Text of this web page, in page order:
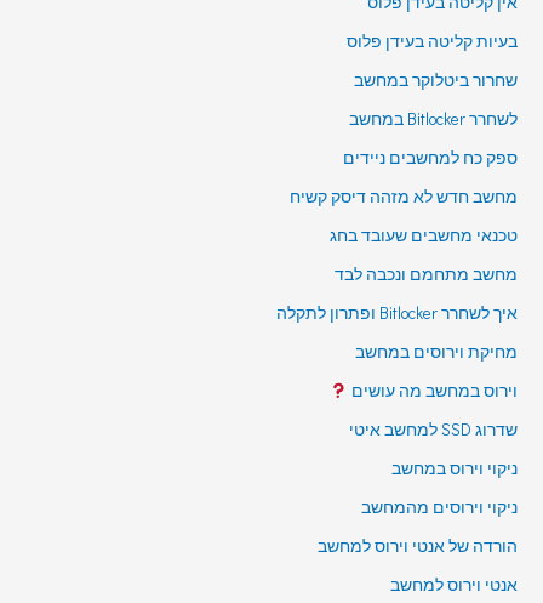
בעיות קליטה בעידן פלוס
שחרור ביטלוקר במחשב
לשחרר Bitlocker במחשב
ספק כח למחשבים ניידים
מחשב חדש לא מזהה דיסק קשיח
טכנאי מחשבים שעובד בחג
מחשב מתחמם ונכבה לבד
איך לשחרר Bitlocker ופתרון לתקלה
מחיקת וירוסים במחשב
וירוס במחשב מה עושים
שדרוג SSD למחשב איטי
ניקוי וירוס במחשב
ניקוי וירוסים מהמחשב
הורדה של אנטי וירוס למחשב
אנטי וירוס למחשב